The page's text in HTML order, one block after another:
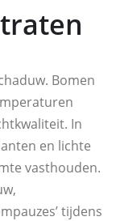
Bomen
In
en lichte
vasthouden.
tijdens